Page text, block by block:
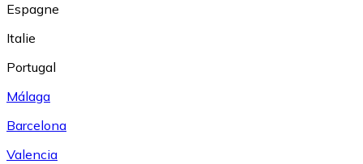
Espagne
Italie
Portugal
Málaga
Barcelona
Valencia